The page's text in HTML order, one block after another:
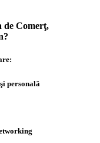
de Comerţ,
personală